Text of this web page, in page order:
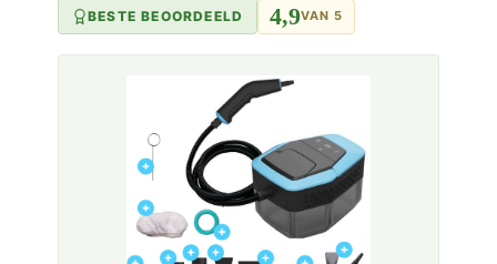
BESTE BEOORDEELD 4,9VAN 5